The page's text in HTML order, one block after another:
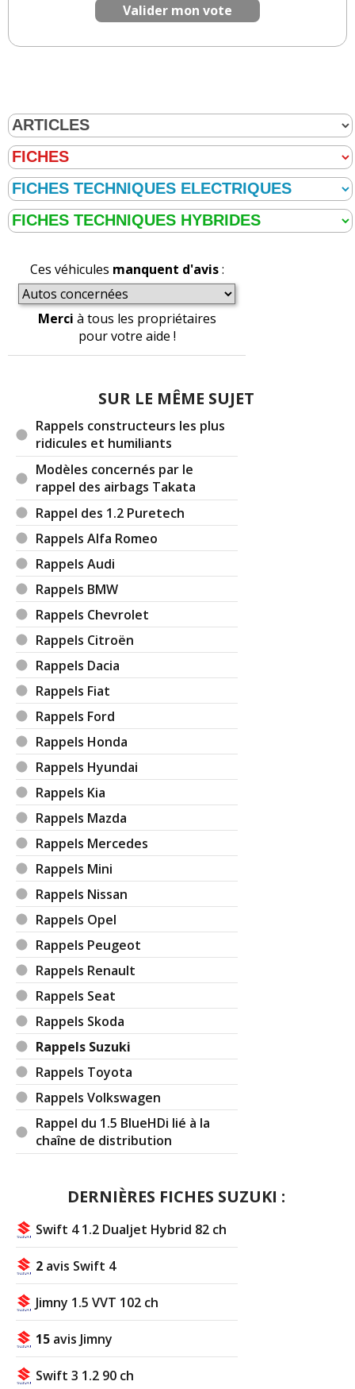
Valider mon vote
Ces véhicules manquent d'avis:
Merci à tous les propriétaires
pour votre aide !
SUR LE MÊME SUJET
Rappels constructeurs les plus
ridicules et humiliants
Modèles concernés par le
rappel des airbags Takata
Rappel des 1.2 Puretech
Rappels Alfa Romeo
Rappels Audi
Rappels BMW
Rappels Chevrolet
Rappels Citroën
Rappels Dacia
Rappels Fiat
Rappels Ford
Rappels Honda
Rappels Hyundai
Rappels Kia
Rappels Mazda
Rappels Mercedes
Rappels Mini
Rappels Nissan
Rappels Opel
Rappels Peugeot
Rappels Renault
Rappels Seat
Rappels Skoda
Rappels Suzuki
Rappels Toyota
Rappels Volkswagen
Rappel du 1.5 BlueHDi lié à la
chaîne de distribution
DERNIÈRES FICHES SUZUKI :
Swift 4 1.2 Dualjet Hybrid 82 ch
2 avis Swift 4
Jimny 1.5 VVT 102 ch
15 avis Jimny
Swift 3 1.2 90 ch